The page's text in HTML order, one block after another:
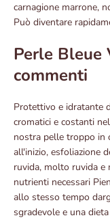
carnagione marrone,
Può diventare
Perle Bleue
commenti
Protettivo e idratante
cromatici e costanti
nostra pelle troppo in
all'inizio, esfoliazione
ruvida, molto ruvida e
nutrienti necessari
allo stesso tempo
sgradevole e una